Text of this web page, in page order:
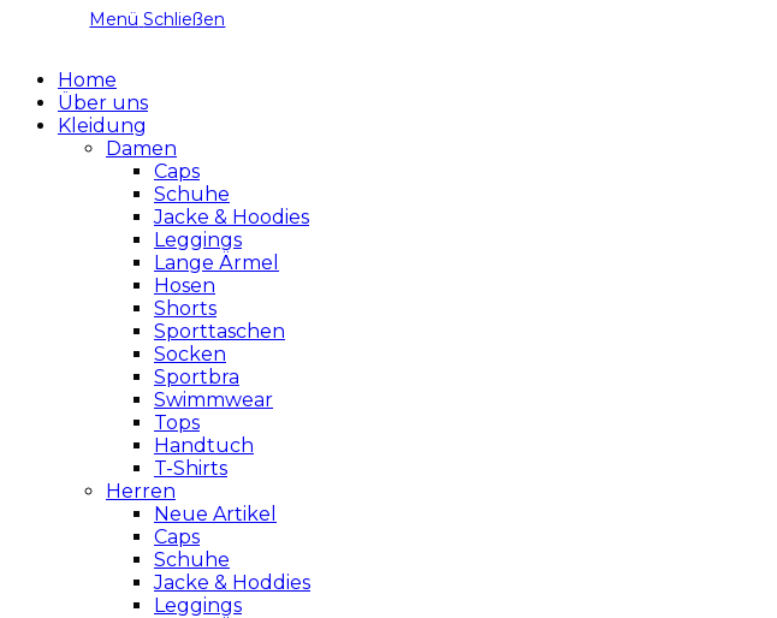
Menü Schließen
Home
Über uns
Kleidung
Damen
Caps
Schuhe
Jacke & Hoodies
Leggings
Lange Ärmel
Hosen
Shorts
Sporttaschen
Socken
Sportbra
Swimmwear
Tops
Handtuch
T-Shirts
Herren
Neue Artikel
Caps
Schuhe
Jacke & Hoddies
Leggings